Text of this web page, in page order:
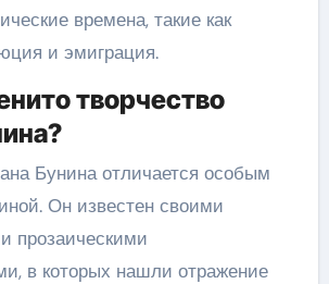
времена, такие как
и эмиграция.
творчество
Бунина отличается особым
Он известен своими
прозаическими
в которых нашли отражение